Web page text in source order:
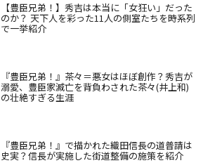
【豊臣兄弟！】秀吉は本当に「女狂い」だった
のか？ 天下人を彩った11人の側室たちを時系列
で一挙紹介
『豊臣兄弟！』茶々＝悪女はほぼ創作？秀吉が
溺愛、豊臣家滅亡を背負わされた茶々(井上和)
の壮絶すぎる生涯
『豊臣兄弟！』で描かれた織田信長の道普請は
史実？信長が実施した街道整備の施策を紹介